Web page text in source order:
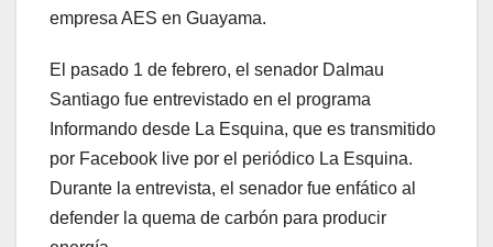
empresa AES en Guayama.
El pasado 1 de febrero, el senador Dalmau
Santiago fue entrevistado en el programa
Informando desde La Esquina, que es transmitido
por Facebook live por el periódico La Esquina.
Durante la entrevista, el senador fue enfático al
defender la quema de carbón para producir